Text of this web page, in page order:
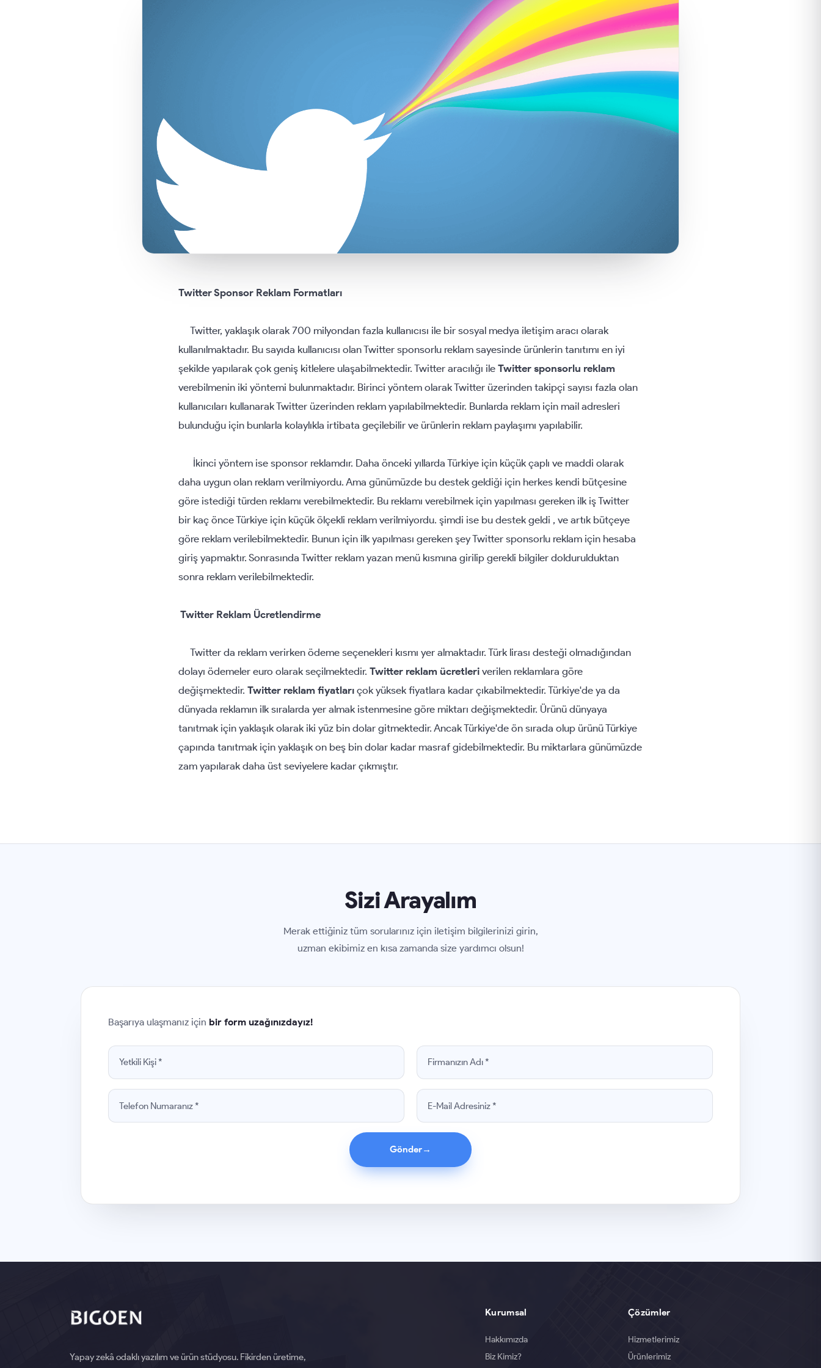
Twitter Sponsor Reklam Formatları
Twitter, yaklaşık olarak 700 milyondan fazla kullanıcısı ile bir sosyal medya iletişim aracı olarak
kullanılmaktadır. Bu sayıda kullanıcısı olan Twitter sponsorlu reklam sayesinde ürünlerin tanıtımı en iyi
şekilde yapılarak çok geniş kitlelere ulaşabilmektedir. Twitter aracılığı ile Twitter sponsorlu reklam
verebilmenin iki yöntemi bulunmaktadır. Birinci yöntem olarak Twitter üzerinden takipçi sayısı fazla olan
kullanıcıları kullanarak Twitter üzerinden reklam yapılabilmektedir. Bunlarda reklam için mail adresleri
bulunduğu için bunlarla kolaylıkla irtibata geçilebilir ve ürünlerin reklam paylaşımı yapılabilir.
İkinci yöntem ise sponsor reklamdır. Daha önceki yıllarda Türkiye için küçük çaplı ve maddi olarak
daha uygun olan reklam verilmiyordu. Ama günümüzde bu destek geldiği için herkes kendi bütçesine
göre istediği türden reklamı verebilmektedir. Bu reklamı verebilmek için yapılması gereken ilk iş Twitter
bir kaç önce Türkiye için küçük ölçekli reklam verilmiyordu. şimdi ise bu destek geldi , ve artık bütçeye
göre reklam verilebilmektedir. Bunun için ilk yapılması gereken şey Twitter sponsorlu reklam için hesaba
giriş yapmaktır. Sonrasında Twitter reklam yazan menü kısmına girilip gerekli bilgiler doldurulduktan
sonra reklam verilebilmektedir.
Twitter Reklam Ücretlendirme
Twitter da reklam verirken ödeme seçenekleri kısmı yer almaktadır. Türk lirası desteği olmadığından
dolayı ödemeler euro olarak seçilmektedir. Twitter reklam ücretleri verilen reklamlara göre
değişmektedir. Twitter reklam fiyatları çok yüksek fiyatlara kadar çıkabilmektedir. Türkiye'de ya da
dünyada reklamın ilk sıralarda yer almak istenmesine göre miktarı değişmektedir. Ürünü dünyaya
tanıtmak için yaklaşık olarak iki yüz bin dolar gitmektedir. Ancak Türkiye'de ön sırada olup ürünü Türkiye
çapında tanıtmak için yaklaşık on beş bin dolar kadar masraf gidebilmektedir. Bu miktarlara günümüzde
zam yapılarak daha üst seviyelere kadar çıkmıştır.
Sizi Arayalım
Merak ettiğiniz tüm sorularınız için iletişim bilgilerinizi girin,
uzman ekibimiz en kısa zamanda size yardımcı olsun!
Başarıya ulaşmanız için bir form uzağınızdayız!
Gönder→
Yapay zekâ odaklı yazılım ve ürün stüdyosu. Fikirden üretime,
Kurumsal
Hakkımızda
Biz Kimiz?
Çözümler
Hizmetlerimiz
Ürünlerimiz